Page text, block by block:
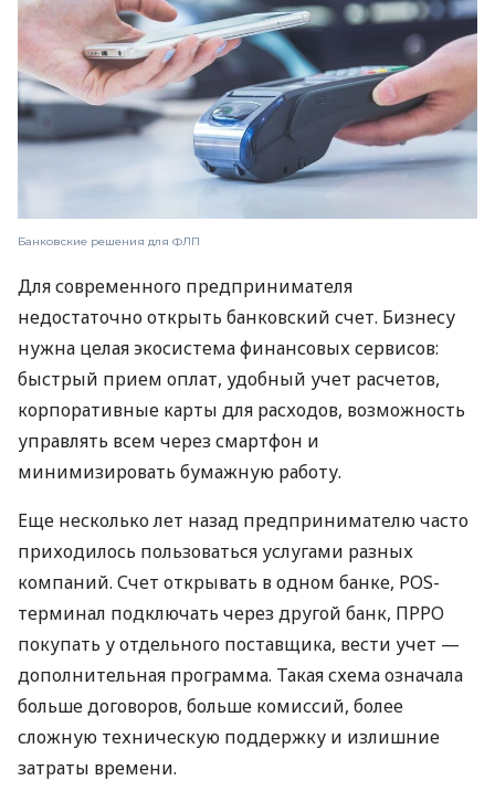
Банковские решения для ФЛП
Для современного предпринимателя
недостаточно открыть банковский счет. Бизнесу
нужна целая экосистема финансовых сервисов:
быстрый прием оплат, удобный учет расчетов,
корпоративные карты для расходов, возможность
управлять всем через смартфон и
минимизировать бумажную работу.
Еще несколько лет назад предпринимателю часто
приходилось пользоваться услугами разных
компаний. Счет открывать в одном банке, POS-
терминал подключать через другой банк, ПРРО
покупать у отдельного поставщика, вести учет —
дополнительная программа. Такая схема означала
больше договоров, больше комиссий, более
сложную техническую поддержку и излишние
затраты времени.